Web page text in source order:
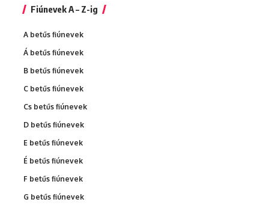
Fiúnevek A – Z-ig
A betűs fiúnevek
Á betűs fiúnevek
B betűs fiúnevek
C betűs fiúnevek
Cs betűs fiúnevek
D betűs fiúnevek
E betűs fiúnevek
É betűs fiúnevek
F betűs fiúnevek
G betűs fiúnevek